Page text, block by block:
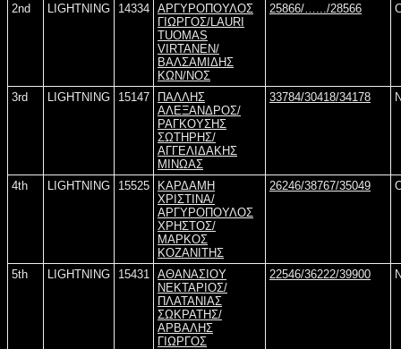
2nd LIGHTNING 14334 ΑΡΓΥΡΟΠΟΥΛΟΣ
ΓΙΩΡΓΟΣ/LAURI
TUOMAS
VIRTANEN/
ΒΑΛΣΑΜΙΔΗΣ
ΚΩΝ/ΝΟΣ
25866/….../28566
3rd LIGHTNING 15147
ΠΑΛΛΗΣ
ΑΛΕΞΑΝΔΡΟΣ/
ΡΑΓΚΟΥΣΗΣ
ΣΩΤΗΡΗΣ/
ΑΓΓΕΛΙΔΑΚΗΣ
ΜΙΝΩΑΣ
33784/30418/34178
4th LIGHTNING 15525
ΚΑΡΔΑΜΗ
ΧΡΙΣΤΙΝΑ/
ΑΡΓΥΡΟΠΟΥΛΟΣ
ΧΡΗΣΤΟΣ/
ΜΑΡΚΟΣ
ΚΟΖΑΝΙΤΗΣ
26246/38767/35049
5th LIGHTNING 15431
ΑΘΑΝΑΣΙΟΥ
ΝΕΚΤΑΡΙΟΣ/
ΠΛΑΤΑΝΙΑΣ
ΣΩΚΡΑΤΗΣ/
ΑΡΒΑΛΗΣ
ΓΙΩΡΓΟΣ
22546/36222/39900